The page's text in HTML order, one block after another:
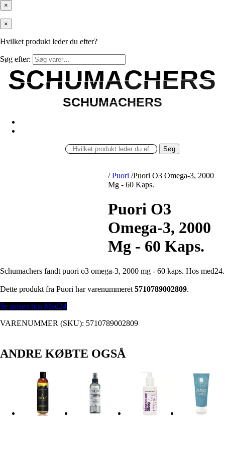
×
×
Hvilket produkt leder du efter?
Søg efter:
SCHUMACHERS
SCHUMACHERS
SCHUMACHERS
SCHUMACHERS
Søg
/ Puori /Puori O3 Omega-3, 2000
Mg - 60 Kaps.
Puori O3
Omega-3, 2000
Mg - 60 Kaps.
Schumachers fandt puori o3 omega-3, 2000 mg - 60 kaps. Hos med24.
Dette produkt fra Puori har varenummeret 5710789002809.
Se prisen hos Med24
VARENUMMER (SKU): 5710789002809
ANDRE KØBTE OGSÅ